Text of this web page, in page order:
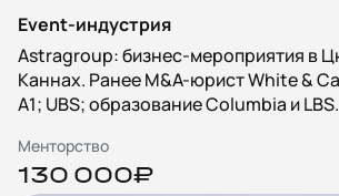
Event-индустрия
Astragroup: бизнес-мероприятия в
Каннах. Ранее M&A-юрист White &
А1; UBS; образование Columbia и LBS.
Менторство
130 000₽